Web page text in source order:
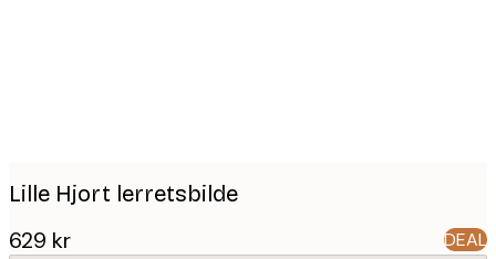
Lille Hjort lerretsbilde
629 kr DEAL